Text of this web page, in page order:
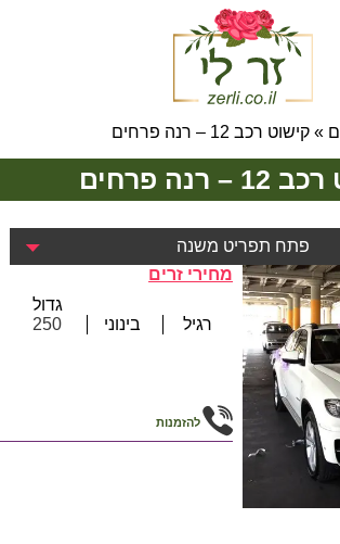
» קישוט רכב 12 – רנה פרחים
רנה פרחים
פתח תפריט משנה
מחירי זרים
רגיל בינוני
גדול
250
להזמנות